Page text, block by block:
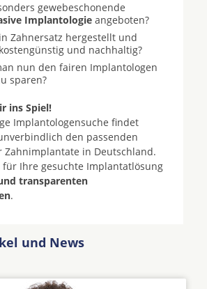
gewebeschonende
Implantologie angeboten?
Zahnersatz hergestellt und
und nachhaltig?
nun den fairen Implantologen
sparen?
ins Spiel!
Implantologensuche findet
den passenden
Zahnimplantate in Deutschland.
für Ihre gesuchte Implantatlösung
transparenten
.
und News